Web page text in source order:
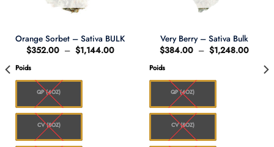
Orange Sorbet – Sativa BULK
$352.00 – $1,144.00Plage
Poids
QP (4OZ)
CV (8OZ)
Very Berry – Sativa Bulk
$384.00 – $1,248.00Plage
prix :
Poids
QP (4OZ)
CV (8OZ)